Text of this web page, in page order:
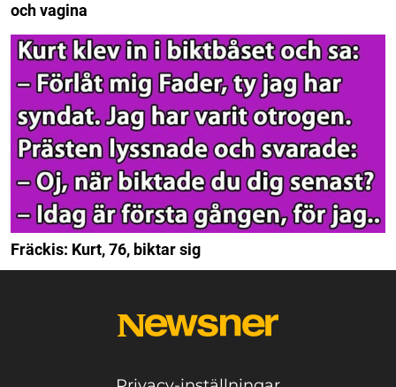
och vagina
Fräckis: Kurt, 76, biktar sig